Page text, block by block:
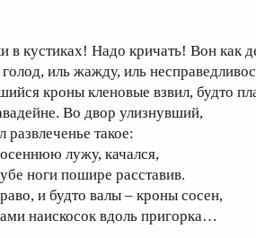
в кустиках! Надо кричать! Вон как
иль жажду, иль
кроны кленовые взвил, будто
Во двор улизнувший,
такое:
лужу, качался,
ноги пошире расставив.
и будто валы – кроны сосен,
наискосок вдоль пригорка…